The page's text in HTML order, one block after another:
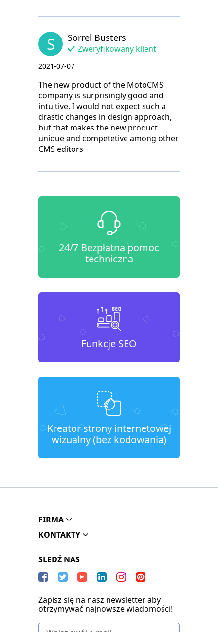
S Sorrel Busters
Zweryfikowany klient
2021-07-07
The new product of the MotoCMS
company is surprisingly good and
intuitive. I would not expect such a
drastic changes in design approach,
but that makes the new product
unique and competetive among other
CMS editors
24/7 Bezpłatna pomoc
techniczna
Funkcje SEO
Kreator strony internetowej
wizualny (bez kodowania)
FIRMA
KONTAKTY
SLEDŹ NAS
Zapisz się na nasz newsletter aby
otrzymywać najnowsze wiadomości!